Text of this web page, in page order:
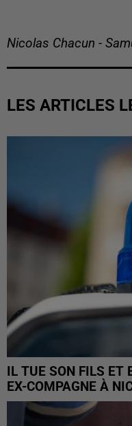
Nicolas Chacun -
LES ARTICLES
IL TUE SON FILS ET
EX-COMPAGNE À